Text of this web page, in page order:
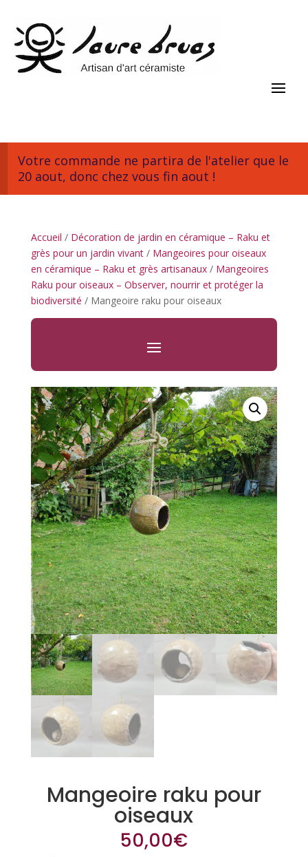
Votre commande ne partira de l'atelier que le
20 aout, donc chez vous fin aout !
Accueil / Décoration de jardin en céramique – Raku et
grès pour un jardin vivant/ Mangeoires pour oiseaux
en céramique – Raku et grès artisanaux/ Mangeoires
Raku pour oiseaux – Observer, nourrir et protéger la
biodiversité / Mangeoire raku pour oiseaux
Mangeoire raku pour
oiseaux
50,00€